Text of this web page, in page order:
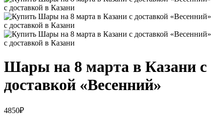
Шары на 8 марта в Казани с
доставкой «Весенний»
4850₽